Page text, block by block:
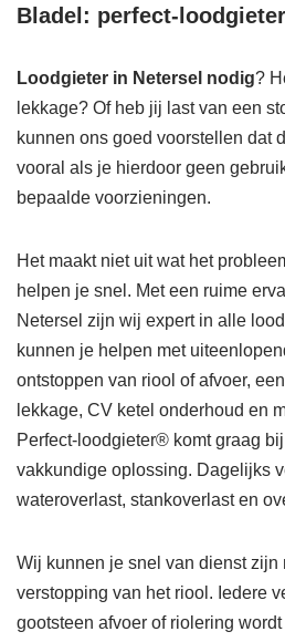
Bladel: perfect-
Loodgieter in Netersel nodig?
lekkage? Of heb jij last van een
kunnen ons goed voorstellen dat
vooral als je hierdoor geen
bepaalde voorzieningen.
Het maakt niet uit wat het
helpen je snel. Met een ruime
Netersel zijn wij expert in alle
kunnen je helpen met
ontstoppen van riool of afvoer,
lekkage, CV ketel onderhoud en
Perfect-loodgieter® komt graag
vakkundige oplossing. Dagelijks
wateroverlast, stankoverlast en
Wij kunnen je snel van dienst zijn
verstopping van het riool. Iedere
gootsteen afvoer of riolering